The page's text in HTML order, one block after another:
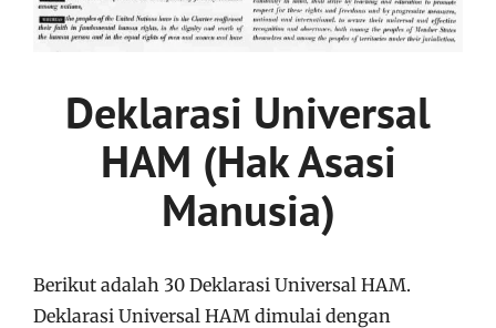
Deklarasi Universal
HAM (Hak Asasi
Manusia)
Berikut adalah 30 Deklarasi Universal HAM.
Deklarasi Universal HAM dimulai dengan